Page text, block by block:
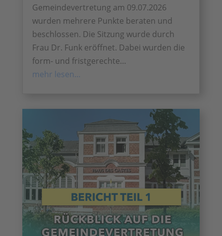
Gemeindevertretung am 09.07.2026
wurden mehrere Punkte beraten und
beschlossen. Die Sitzung wurde durch
Frau Dr. Funk eröffnet. Dabei wurden die
form- und fristgerechte…
mehr lesen…